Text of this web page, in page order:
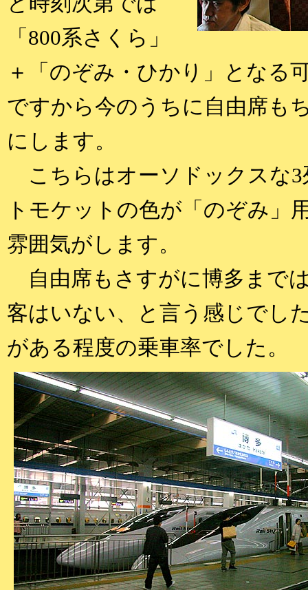
「800系さくら」
＋「のぞみ・ひかり」となる
ですから今のうちに自由席も
にします。
こちらはオーソドックスな3
トモケットの色が「のぞみ」
雰囲気がします。
自由席もさすがに博多まで
客はいない、と言う感じでし
がある程度の乗車率でした。